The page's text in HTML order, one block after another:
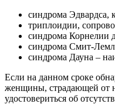
синдрома Эдвардса,
триплоидии,
синдрома Корнелии
синдрома Смит-
синдрома Дауна –
Если на данном сроке
женщины, страдающей от
удостовериться об